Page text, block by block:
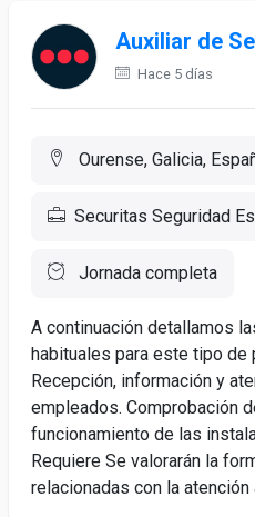
Auxiliar de
Hace 5 días
Ourense, Galicia,
Securitas Seguridad
Jornada completa
A continuación detallamos
habituales para este tipo de
Recepción, información y
empleados. Comprobación
funcionamiento de las
Requiere Se valorarán la
relacionadas con la